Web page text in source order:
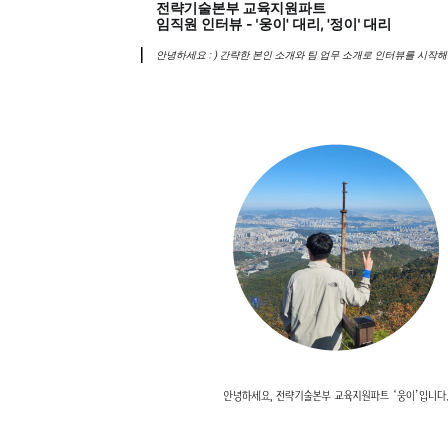
전략기술본부 교육지원파트
임직원 인터뷰 - '웅이' 대리, '정이' 대리
안녕하세요 : ) 간략한 본인 소개와 팀 업무 소개로 인터뷰를 시작